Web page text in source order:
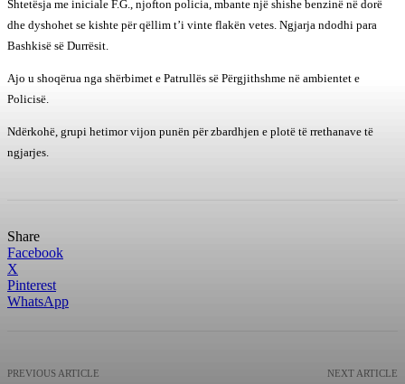
Shtetësja me iniciale F.G., njofton policia, mbante një shishe benzinë në dorë
dhe dyshohet se kishte për qëllim t’i vinte flakën vetes. Ngjarja ndodhi para
Bashkisë së Durrësit.
Ajo u shoqërua nga shërbimet e Patrullës së Përgjithshme në ambientet e
Policisë.
Ndërkohë, grupi hetimor vijon punën për zbardhjen e plotë të rrethanave të
ngjarjes.
Share
Facebook
X
Pinterest
WhatsApp
PREVIOUS ARTICLE NEXT ARTICLE